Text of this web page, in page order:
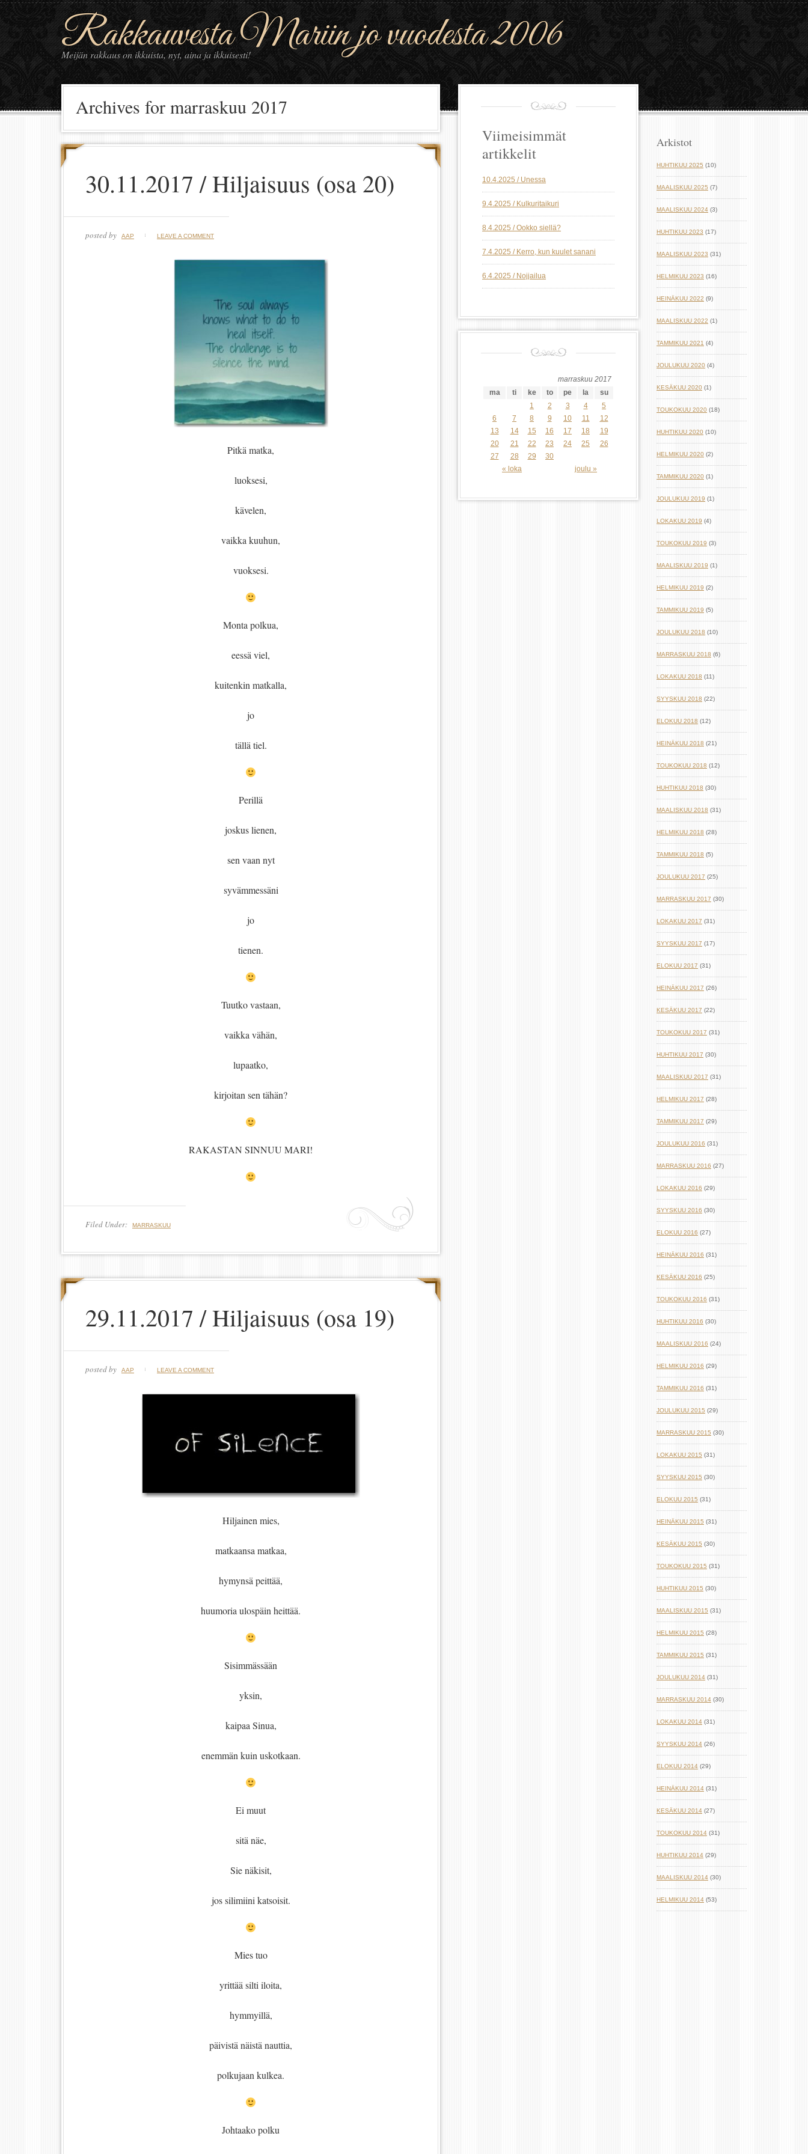
Rakkauvesta Mariin jo vuodesta 2006
Meijän rakkaus on ikkuista, nyt, aina ja ikkuisesti!
Archives for marraskuu 2017
30.11.2017 / Hiljaisuus (osa 20)
posted by AAP LEAVE A COMMENT
Pitkä matka,
luoksesi,
kävelen,
vaikka kuuhun,
vuoksesi.
Monta polkua,
eessä viel,
kuitenkin matkalla,
jo
tällä tiel.
Perillä
joskus lienen,
sen vaan nyt
syvämmessäni
jo
tienen.
Tuutko vastaan,
vaikka vähän,
lupaatko,
kirjoitan sen tähän?
RAKASTAN SINNUU MARI!
Filed Under: MARRASKUU
29.11.2017 / Hiljaisuus (osa 19)
posted by AAP LEAVE A COMMENT
Hiljainen mies,
matkaansa matkaa,
hymynsä peittää,
huumoria ulospäin heittää.
Sisimmässään
yksin,
kaipaa Sinua,
enemmän kuin uskotkaan.
Ei muut
sitä näe,
Sie näkisit,
jos silimiini katsoisit.
Mies tuo
yrittää silti iloita,
hymmyillä,
päivistä näistä nauttia,
polkujaan kulkea.
Johtaako polku
Viimeisimmät
artikkelit
10.4.2025 / Unessa
9.4.2025 / Kulkuritaikuri
8.4.2025 / Ookko siellä?
7.4.2025 / Kerro, kun kuulet sanani
6.4.2025 / Nojjailua
marraskuu 2017
ma
ti ke to pe la su
« loka joulu »
1 2 3 4
5
6
7 8 9 10 11
12
13
14 15 16 17 18
19
20
21 22 23 24 25
26
27
28 29 30
Arkistot
HUHTIKUU 2025 (10)
MAALISKUU 2025 (7)
MAALISKUU 2024 (3)
HUHTIKUU 2023 (17)
MAALISKUU 2023 (31)
HELMIKUU 2023 (16)
HEINÄKUU 2022 (9)
MAALISKUU 2022 (1)
TAMMIKUU 2021 (4)
JOULUKUU 2020 (4)
KESÄKUU 2020 (1)
TOUKOKUU 2020 (18)
HUHTIKUU 2020 (10)
HELMIKUU 2020 (2)
TAMMIKUU 2020 (1)
JOULUKUU 2019 (1)
LOKAKUU 2019 (4)
TOUKOKUU 2019 (3)
MAALISKUU 2019 (1)
HELMIKUU 2019 (2)
TAMMIKUU 2019 (5)
JOULUKUU 2018 (10)
MARRASKUU 2018 (6)
LOKAKUU 2018 (11)
SYYSKUU 2018 (22)
ELOKUU 2018 (12)
HEINÄKUU 2018 (21)
TOUKOKUU 2018 (12)
HUHTIKUU 2018 (30)
MAALISKUU 2018 (31)
HELMIKUU 2018 (28)
TAMMIKUU 2018 (5)
JOULUKUU 2017 (25)
MARRASKUU 2017 (30)
LOKAKUU 2017 (31)
SYYSKUU 2017 (17)
ELOKUU 2017 (31)
HEINÄKUU 2017 (26)
KESÄKUU 2017 (22)
TOUKOKUU 2017 (31)
HUHTIKUU 2017 (30)
MAALISKUU 2017 (31)
HELMIKUU 2017 (28)
TAMMIKUU 2017 (29)
JOULUKUU 2016 (31)
MARRASKUU 2016 (27)
LOKAKUU 2016 (29)
SYYSKUU 2016 (30)
ELOKUU 2016 (27)
HEINÄKUU 2016 (31)
KESÄKUU 2016 (25)
TOUKOKUU 2016 (31)
HUHTIKUU 2016 (30)
MAALISKUU 2016 (24)
HELMIKUU 2016 (29)
TAMMIKUU 2016 (31)
JOULUKUU 2015 (29)
MARRASKUU 2015 (30)
LOKAKUU 2015 (31)
SYYSKUU 2015 (30)
ELOKUU 2015 (31)
HEINÄKUU 2015 (31)
KESÄKUU 2015 (30)
TOUKOKUU 2015 (31)
HUHTIKUU 2015 (30)
MAALISKUU 2015 (31)
HELMIKUU 2015 (28)
TAMMIKUU 2015 (31)
JOULUKUU 2014 (31)
MARRASKUU 2014 (30)
LOKAKUU 2014 (31)
SYYSKUU 2014 (26)
ELOKUU 2014 (29)
HEINÄKUU 2014 (31)
KESÄKUU 2014 (27)
TOUKOKUU 2014 (31)
HUHTIKUU 2014 (29)
MAALISKUU 2014 (30)
HELMIKUU 2014 (53)